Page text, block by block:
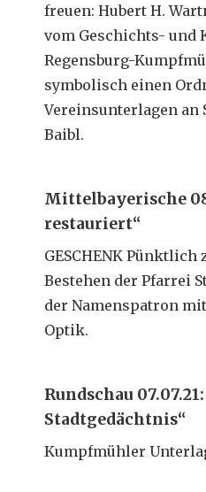
freuen: Hubert H.
vom Geschichts- und
Regensburg-
symbolisch einen
Vereinsunterlagen an
Baibl.
Mittelbayerische
restauriert“
GESCHENK
Bestehen der Pfarrei
der Namenspatron
Optik.
Rundschau
Stadtgedächtnis“
Kumpfmühler